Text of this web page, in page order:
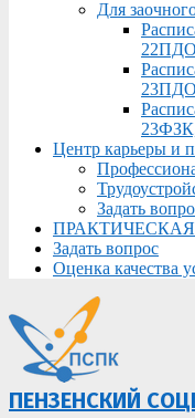
Для
Центр карьеры и
Задать
Задать вопрос
Оценка качества
ПЕНЗЕНСКИЙ